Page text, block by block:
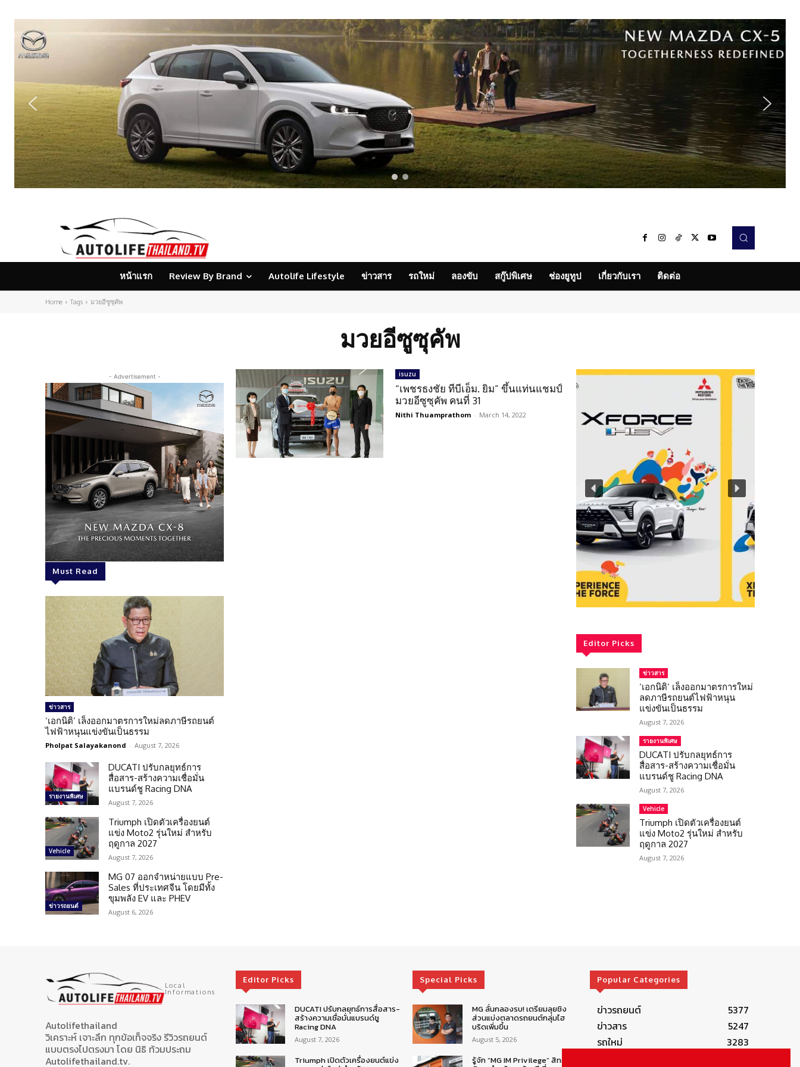
หน้าแรก Review By Brand Autolife Lifestyle ข่าวสาร รถใหม่ ลองขับ สกู๊ปพิเศษ ช่องยูทูป เกี่ยวกับเรา ติดต่อ
Home Tags มวยอีซูซุคัพ
มวยอีซูซุคัพ
- Advertisement -
Must Read
ข่าวสาร
‘เอกนิติ’ เล็งออกมาตรการใหม่ลดภาษีรถยนต์
ไฟฟ้าหนุนแข่งขันเป็นธรรม
Pholpat Salayakanond - August 7, 2026
รายงานพิเศษ
DUCATI ปรับกลยุทธ์การ
สื่อสาร-สร้างความเชื่อมั่น
แบรนด์ชู Racing DNA
August 7, 2026
Vehicle
Triumph เปิดตัวเครื่องยนต์
แข่ง Moto2 รุ่นใหม่ สำหรับ
ฤดูกาล 2027
August 7, 2026
ข่าวรถยนต์
MG 07 ออกจำหน่ายแบบ Pre-
Sales ที่ประเทศจีน โดยมีทั้ง
ขุมพลัง EV และ PHEV
August 6, 2026
isuzu
“เพชรธงชัย ทีบีเอ็ม. ยิม” ขึ้นแท่นแชมป์
มวยอีซูซุคัพ คนที่ 31
Nithi Thuamprathom - March 14, 2022
Editor Picks
ข่าวสาร
‘เอกนิติ’ เล็งออกมาตรการใหม่
ลดภาษีรถยนต์ไฟฟ้าหนุน
แข่งขันเป็นธรรม
August 7, 2026
รายงานพิเศษ
DUCATI ปรับกลยุทธ์การ
สื่อสาร-สร้างความเชื่อมั่น
แบรนด์ชู Racing DNA
August 7, 2026
Vehicle
Triumph เปิดตัวเครื่องยนต์
แข่ง Moto2 รุ่นใหม่ สำหรับ
ฤดูกาล 2027
August 7, 2026
Local
Informations
Autolifethailand
วิเคราะห์ เจาะลึก ทุกข้อเท็จจริง รีวิวรถยนต์
แบบตรงไปตรงมา โดย นิธิ ท้วมประถม
Autolifethailand.tv.
Editor Picks
DUCATI ปรับกลยุทธ์การสื่อสาร-
สร้างความเชื่อมั่นแบรนด์ชู
Racing DNA
August 7, 2026
Triumph เปิดตัวเครื่องยนต์แข่ง
Special Picks
MG ลั่นกลองรบ! เตรียมลุยชิง
ส่วนแบ่งตลาดรถยนต์กลุ่มไฮ
บริดเพิ่มขึ้น
August 5, 2026
รู้จัก “MG IM Privilege” สิทธิ
Popular Categories
ข่าวรถยนต์
5377
ข่าวสาร
5247
รถใหม่
3283